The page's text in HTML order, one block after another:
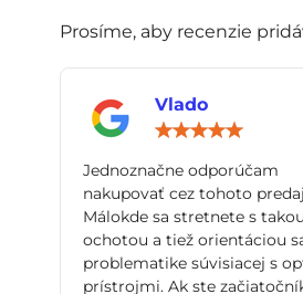
Prosíme, aby recenzie
Vlado
5
Jednoznačne odporúčam
nakupovať cez tohoto
Málokde sa stretnete s takou
ochotou a tiež orientáciou
problematike súvisiacej s
prístrojmi. Ak ste